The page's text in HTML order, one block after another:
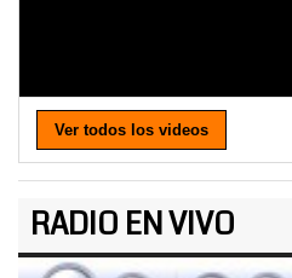
Ver todos los videos
RADIO EN VIVO